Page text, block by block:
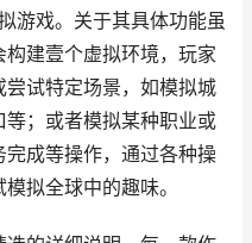
游戏。关于其具体功能虽
建壹个虚拟环境，玩家
试特定场景，如模拟城
；或者模拟某种职业或
成等操作，通过各种操
拟全球中的趣味。